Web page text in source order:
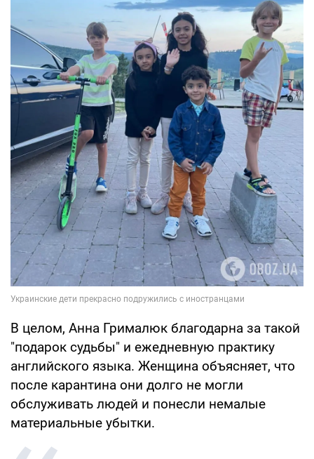
В целом, Анна Грималюк благодарна за такой
"подарок судьбы" и ежедневную практику
английского языка. Женщина объясняет, что
после карантина они долго не могли
обслуживать людей и понесли немалые
материальные убытки.